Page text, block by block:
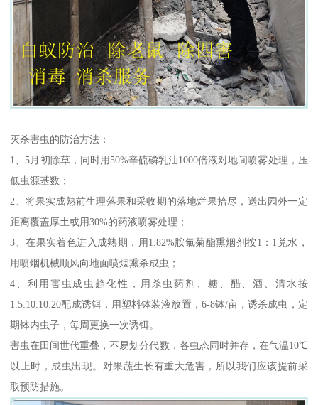
灭杀害虫的防治方法：
1、5月初除草，同时用50%辛硫磷乳油1000倍液对地间喷雾处理，压
低虫源基数；
2、将果实成熟前生理落果和采收期的落地烂果拾尽，送出园外一定
距离覆盖厚土或用30%的药液喷雾处理；
3、在果实着色进入成熟期，用1.82%胺氯菊酯熏烟剂按1：1兑水，
用喷烟机械顺风向地面喷烟熏杀成虫；
4、利用害虫成虫趋化性，用杀虫药剂、糖、醋、酒、清水按
1:5:10:10:20配成诱铒，用塑料钵装液放置，6-8钵/亩，诱杀成虫，定
期钵内虫子，每周更换一次诱铒。
害虫在田间世代重叠，不易划分代数，各虫态同时并存，在气温10℃
以上时，成虫出现。对果蔬生长有重大危害，所以我们应该提前采
取预防措施。